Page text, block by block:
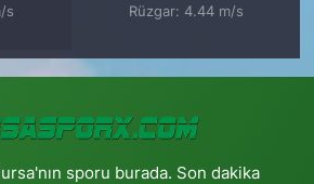
s
Rüzgar: 4.44 m/s
sporu burada. Son dakika